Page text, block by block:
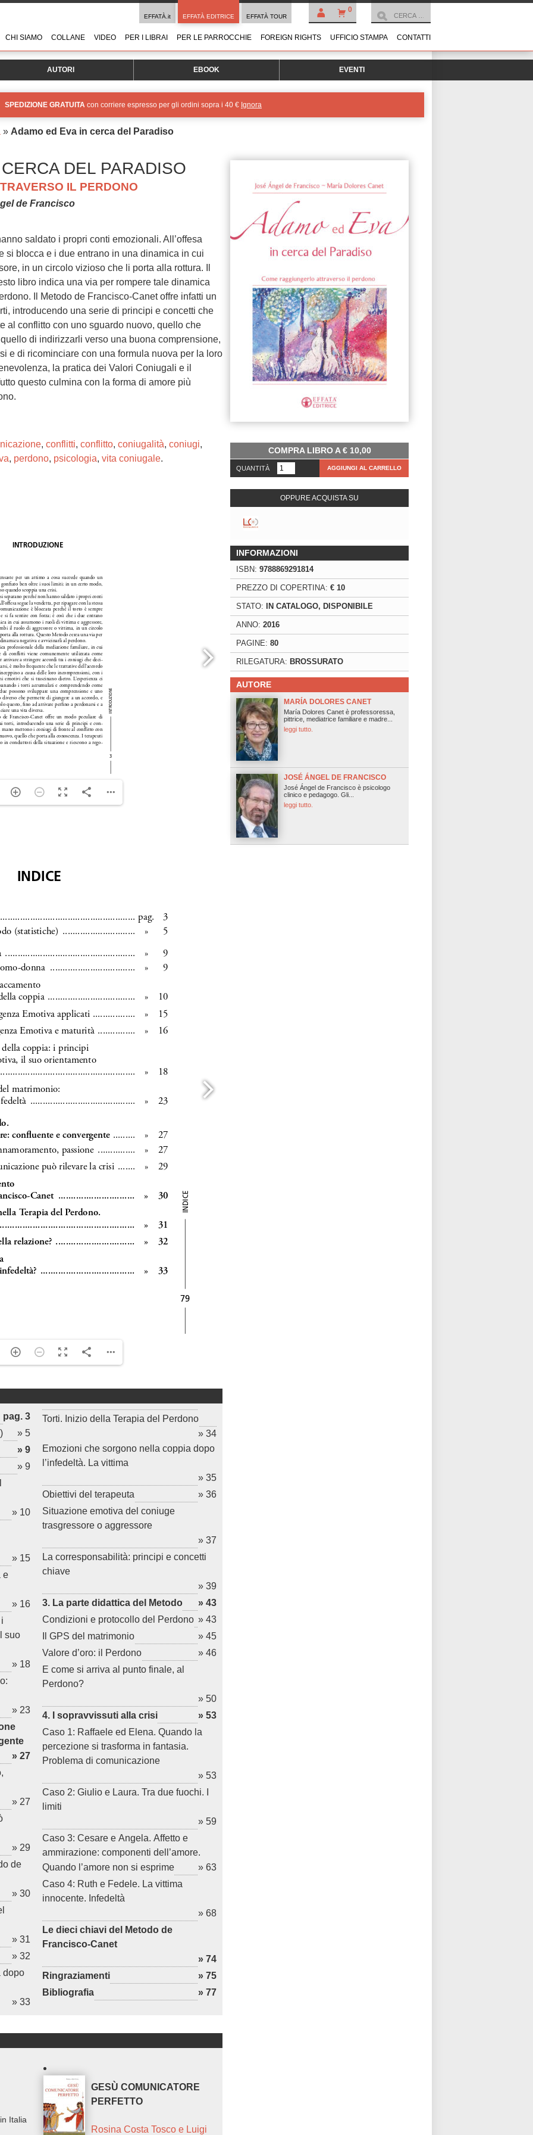
0
EFFATÀ.it EFFATÀ EDITRICE EFFATÀ TOUR
CHI SIAMO COLLANE VIDEO PER I LIBRAI PER LE PARROCCHIE FOREIGN RIGHTS UFFICIO STAMPA CONTATTI
AUTORI EBOOK EVENTI
SPEDIZIONE GRATUITA con corriere espresso per gli ordini sopra i 40 € Ignora
» Adamo ed Eva in cerca del Paradiso
COMPRA LIBRO A€10,00
QUANTITÀ AGGIUNGI AL CARRELLO
OPPURE ACQUISTA SU
INFORMAZIONI
ISBN: 9788869291814
PREZZO DI COPERTINA: € 10
STATO: IN CATALOGO, DISPONIBILE
ANNO: 2016
PAGINE: 80
RILEGATURA: BROSSURATO
AUTORE
MARÍA DOLORES CANET
María Dolores Canet è professoressa,
pittrice, mediatrice familiare e madre...
leggi tutto.
JOSÉ ÁNGEL DE FRANCISCO
José Ángel de Francisco è psicologo
clinico e pedagogo. Gli...
leggi tutto.
DEL PARADISO
IL PERDONO
de Francisco
saldato i propri conti emozionali. All’offesa
si blocca e i due entrano in una dinamica in cui
in un circolo vizioso che li porta alla rottura. Il
libro indica una via per rompere tale dinamica
Il Metodo de Francisco-Canet offre infatti un
introducendo una serie di principi e concetti che
al conflitto con uno sguardo nuovo, quello che
di indirizzarli verso una buona comprensione,
e di ricominciare con una formula nuova per la loro
la pratica dei Valori Coniugali e il
questo culmina con la forma di amore più
, conflitti, conflitto, coniugalità, coniugi,
, perdono, psicologia, vita coniugale.
pag. 3
» 5
» 9
» 9
» 10
» 15
e
» 16
suo
» 18
» 23
» 27
» 27
» 29
de
» 30
» 31
» 32
dopo
» 33
Torti. Inizio della Terapia del Perdono
» 34
Emozioni che sorgono nella coppia dopo
l’infedeltà. La vittima
» 35
Obiettivi del terapeuta
» 36
Situazione emotiva del coniuge
trasgressore o aggressore
» 37
La corresponsabilità: principi e concetti
chiave
» 39
3. La parte didattica del Metodo
» 43
Condizioni e protocollo del Perdono » 43
Il GPS del matrimonio
» 45
Valore d’oro: il Perdono
» 46
E come si arriva al punto finale, al
Perdono?
» 50
4. I sopravvissuti alla crisi
» 53
Caso 1: Raffaele ed Elena. Quando la
percezione si trasforma in fantasia.
Problema di comunicazione
» 53
Caso 2: Giulio e Laura. Tra due fuochi. I
limiti
» 59
Caso 3: Cesare e Angela. Affetto e
ammirazione: componenti dell’amore.
Quando l’amore non si esprime
» 63
Caso 4: Ruth e Fedele. La vittima
innocente. Infedeltà
» 68
Le dieci chiavi del Metodo de
Francisco-Canet
» 74
Ringraziamenti
» 75
Bibliografia
» 77
Italia
GESÙ COMUNICATORE
PERFETTO
Rosina Costa Tosco e Luigi